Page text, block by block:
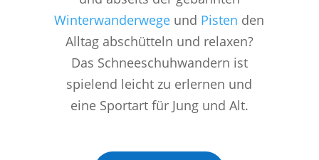
Winterwanderwege und Pisten den
Alltag abschütteln und relaxen?
Das Schneeschuhwandern ist
spielend leicht zu erlernen und
eine Sportart für Jung und Alt.